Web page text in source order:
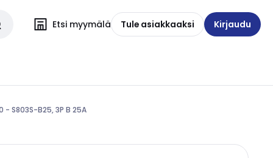
Etsi myymälä Tule asiakkaaksi Kirjaudu
S803S-B25, 3P B 25A